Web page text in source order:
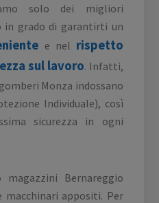
solo dei migliori
in grado di garantirti un
e nel rispetto
sul lavoro. Infatti,
Monza indossano
Individuale), così
sicurezza in ogni
Bernareggio
macchinari appositi. Per